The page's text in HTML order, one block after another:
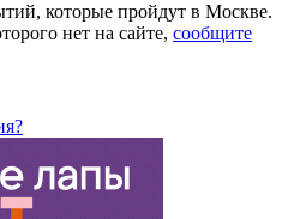
которые пройдут в Москве.
нет на сайте, сообщите